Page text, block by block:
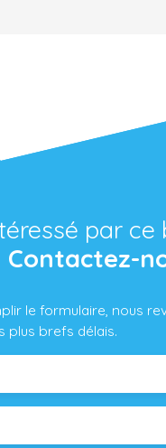
par ce
Contactez-
le formulaire, nous
plus brefs délais.